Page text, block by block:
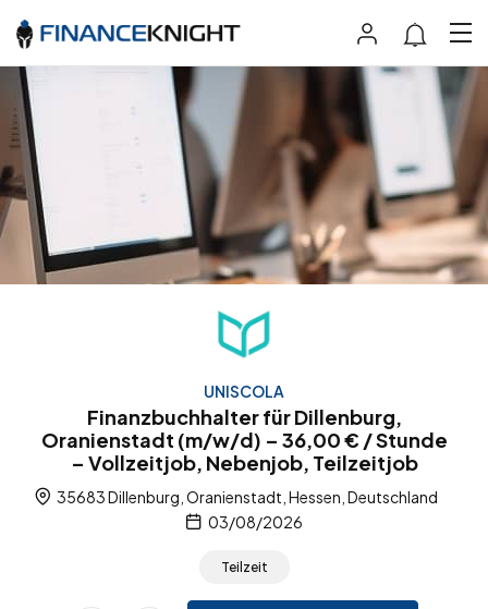
UNISCOLA
Finanzbuchhalter für Dillenburg,
Oranienstadt (m/w/d) – 36,00 € / Stunde
– Vollzeitjob, Nebenjob, Teilzeitjob
35683 Dillenburg, Oranienstadt, Hessen, Deutschland
03/08/2026
Teilzeit